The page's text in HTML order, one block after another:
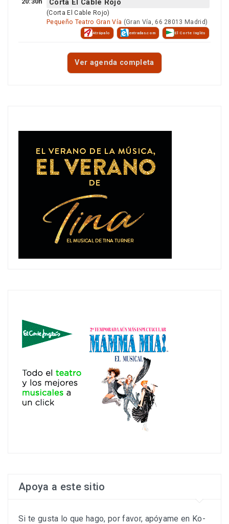
Corta El Cable Rojo
(Corta El Cable Rojo)
Pequeño Teatro Gran Vía (Gran Vía, 66 28013 Madrid)
Atrápalo entradas.com El Corte Inglés
Ver agenda completa
Apoya a este sitio
Si te gusta lo que hago, por favor, apóyame en Ko-